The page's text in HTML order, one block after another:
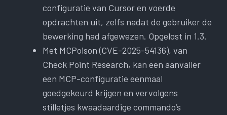
configuratie van Cursor en voerde
opdrachten uit, zelfs nadat de gebruiker de
bewerking had afgewezen. Opgelost in 1.3.
Met MCPoison (CVE-2025-54136), van
Check Point Research, kan een aanvaller
een MCP-configuratie eenmaal
goedgekeurd krijgen en vervolgens
stilletjes kwaadaardige commando’s